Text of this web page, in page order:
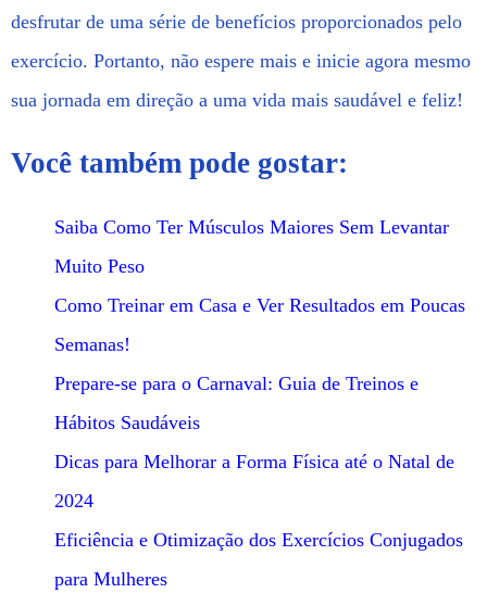
desfrutar de uma série de benefícios proporcionados pelo
exercício. Portanto, não espere mais e inicie agora mesmo
sua jornada em direção a uma vida mais saudável e feliz!
Você também pode gostar:
Saiba Como Ter Músculos Maiores Sem Levantar
Muito Peso
Como Treinar em Casa e Ver Resultados em Poucas
Semanas!
Prepare-se para o Carnaval: Guia de Treinos e
Hábitos Saudáveis
Dicas para Melhorar a Forma Física até o Natal de
2024
Eficiência e Otimização dos Exercícios Conjugados
para Mulheres